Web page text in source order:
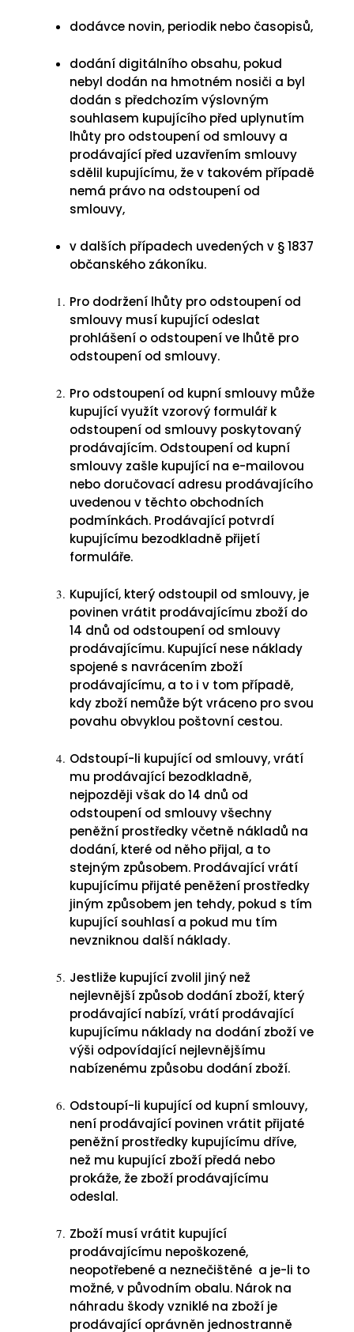
dodávce novin, periodik nebo časopisů,
dodání digitálního obsahu, pokud
nebyl dodán na hmotném nosiči a byl
dodán s předchozím výslovným
souhlasem kupujícího před uplynutím
lhůty pro odstoupení od smlouvy a
prodávající před uzavřením smlouvy
sdělil kupujícímu, že v takovém případě
nemá právo na odstoupení od
smlouvy,
v dalších případech uvedených v § 1837
občanského zákoníku.
Pro dodržení lhůty pro odstoupení od
smlouvy musí kupující odeslat
prohlášení o odstoupení ve lhůtě pro
odstoupení od smlouvy.
Pro odstoupení od kupní smlouvy může
kupující využít vzorový formulář k
odstoupení od smlouvy poskytovaný
prodávajícím. Odstoupení od kupní
smlouvy zašle kupující na e-mailovou
nebo doručovací adresu prodávajícího
uvedenou v těchto obchodních
podmínkách. Prodávající potvrdí
kupujícímu bezodkladně přijetí
formuláře.
Kupující, který odstoupil od smlouvy, je
povinen vrátit prodávajícímu zboží do
14 dnů od odstoupení od smlouvy
prodávajícímu. Kupující nese náklady
spojené s navrácením zboží
prodávajícímu, a to i v tom případě,
kdy zboží nemůže být vráceno pro svou
povahu obvyklou poštovní cestou.
Odstoupí-li kupující od smlouvy, vrátí
mu prodávající bezodkladně,
nejpozději však do 14 dnů od
odstoupení od smlouvy všechny
peněžní prostředky včetně nákladů na
dodání, které od něho přijal, a to
stejným způsobem. Prodávající vrátí
kupujícímu přijaté peněžení prostředky
jiným způsobem jen tehdy, pokud s tím
kupující souhlasí a pokud mu tím
nevzniknou další náklady.
Jestliže kupující zvolil jiný než
nejlevnější způsob dodání zboží, který
prodávající nabízí, vrátí prodávající
kupujícímu náklady na dodání zboží ve
výši odpovídající nejlevnějšímu
nabízenému způsobu dodání zboží.
Odstoupí-li kupující od kupní smlouvy,
není prodávající povinen vrátit přijaté
peněžní prostředky kupujícímu dříve,
než mu kupující zboží předá nebo
prokáže, že zboží prodávajícímu
odeslal.
Zboží musí vrátit kupující
prodávajícímu nepoškozené,
neopotřebené a neznečištěné a je-li to
možné, v původním obalu. Nárok na
náhradu škody vzniklé na zboží je
prodávající oprávněn jednostranně